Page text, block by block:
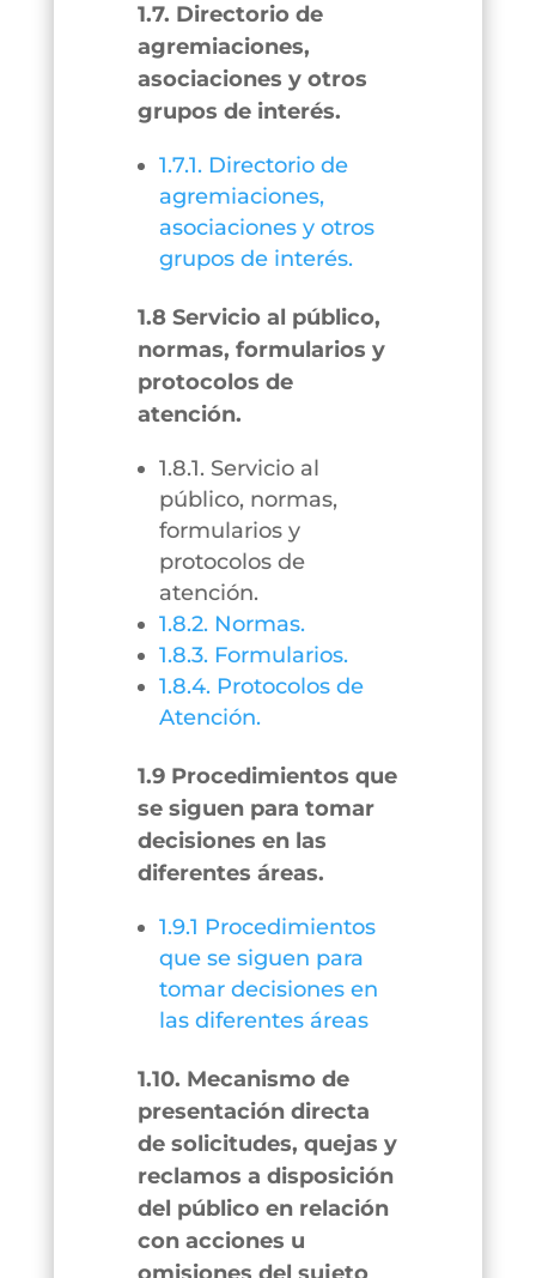
1.7. Directorio de
agremiaciones,
asociaciones y otros
grupos de interés.
1.7.1. Directorio de
agremiaciones,
asociaciones y otros
grupos de interés.
1.8 Servicio al público,
normas, formularios y
protocolos de
atención.
1.8.1. Servicio al
público, normas,
formularios y
protocolos de
atención.
1.8.2. Normas.
1.8.3. Formularios.
1.8.4. Protocolos de
Atención.
1.9 Procedimientos que
se siguen para tomar
decisiones en las
diferentes áreas.
1.9.1 Procedimientos
que se siguen para
tomar decisiones en
las diferentes áreas
1.10. Mecanismo de
presentación directa
de solicitudes, quejas y
reclamos a disposición
del público en relación
con acciones u